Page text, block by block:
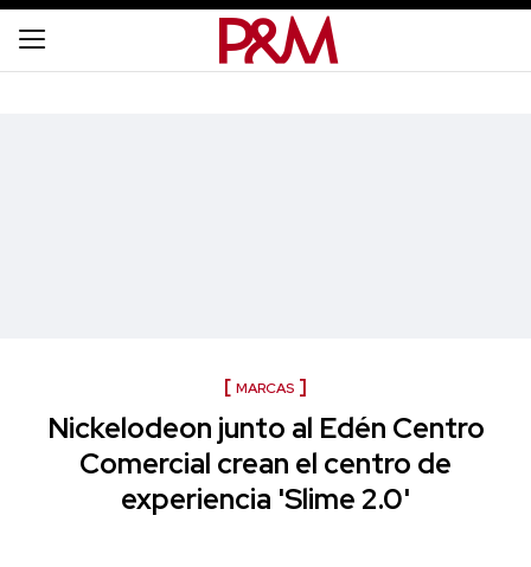
MARCAS
Nickelodeon junto al Edén Centro
Comercial crean el centro de
experiencia 'Slime 2.0'